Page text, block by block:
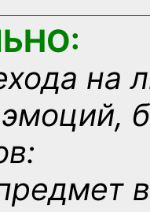
на